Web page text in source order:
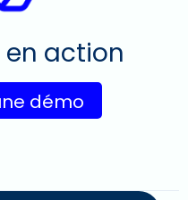
en action
démo